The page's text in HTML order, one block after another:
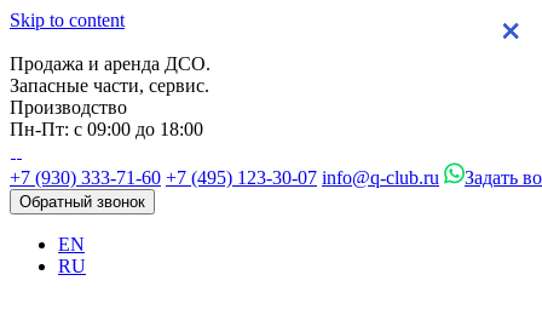
Skip to content
Продажа и аренда ДСО.
Запасные части, сервис.
Производство
Пн-Пт: с 09:00 до 18:00
+7 (930) 333-71-60 +7 (495) 123-30-07 info@q-club.ru Задать
Обратный звонок
EN
RU
×
×
×
×